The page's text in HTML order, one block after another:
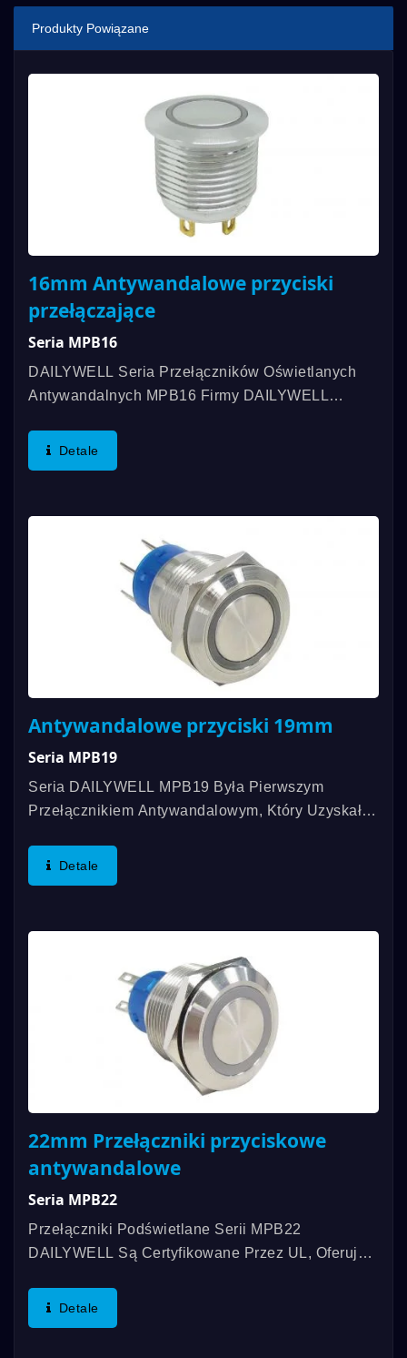
Produkty Powiązane
16mm Antywandalowe przyciski
przełączające
Seria MPB16
DAILYWELL Seria Przełączników Oświetlanych
Antywandalnych MPB16 Firmy DAILYWELL
Oceną IP67 Oraz Podświetlenie Pierścieniowe
Lub Symbolu Zasilania....
Detale
Antywandalowe przyciski 19mm
Seria MPB19
Seria DAILYWELL MPB19 Była Pierwszym
Przełącznikiem Antywandalowym, Który Uzyskał
3A/28VDC. Dodatkowe Funkcje Obejmują Ocenę
IP67, Funkcjonalność SPDT...
Detale
22mm Przełączniki przyciskowe
antywandalowe
Seria MPB22
Przełączniki Podświetlane Serii MPB22
DAILYWELL Są Certyfikowane Przez UL, Oferując
Spełniają Normy IP67 I Mają Długą Żywotność Do
1 000 000 Cykli...
Detale